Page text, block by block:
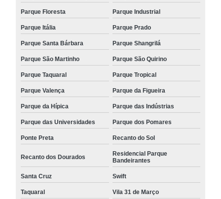
Parque Floresta Parque Industrial
Parque Itália Parque Prado
Parque Santa Bárbara Parque Shangrilá
Parque São Martinho Parque São Quirino
Parque Taquaral Parque Tropical
Parque Valença Parque da Figueira
Parque da Hípica Parque das Indústrias
Parque das Universidades Parque dos Pomares
Ponte Preta Recanto do Sol
Recanto dos Dourados
Residencial Parque
Bandeirantes
Santa Cruz Swift
Taquaral Vila 31 de Março